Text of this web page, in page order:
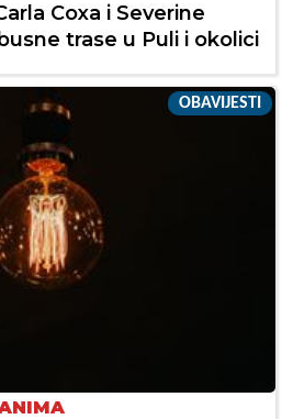
Coxa i Severine
trase u Puli i okolici
OBAVIJESTI